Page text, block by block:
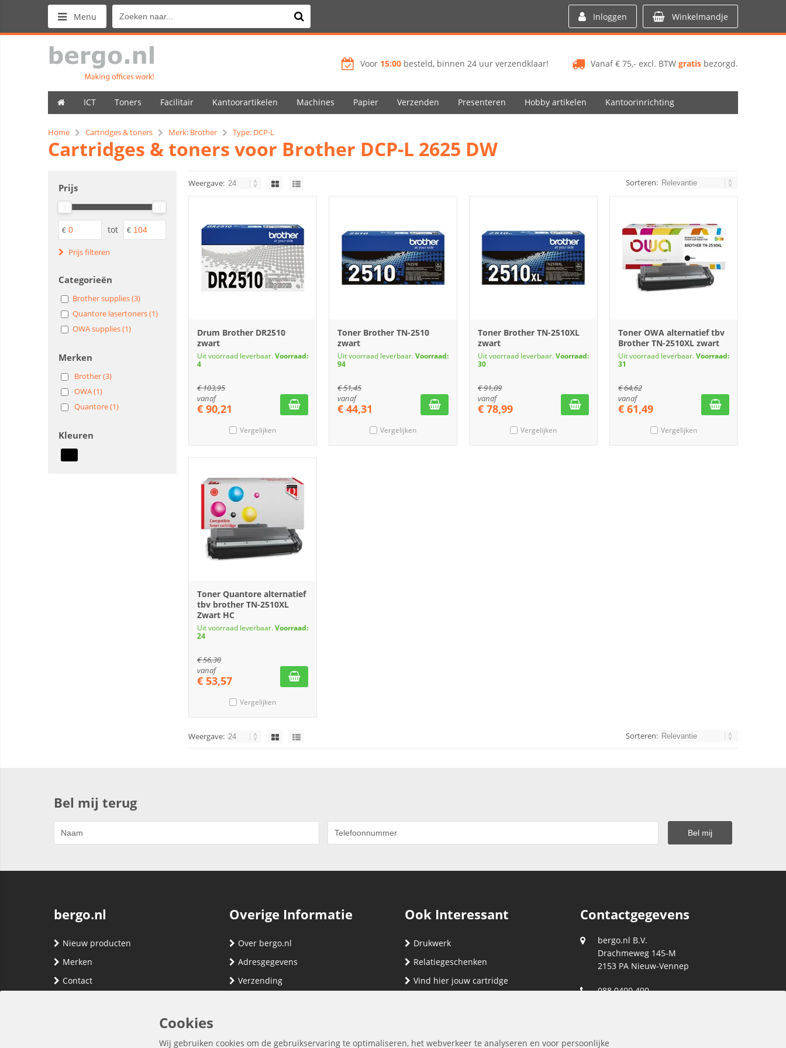
Menu Inloggen Winkelmandje
Vanaf € 75,- excl. BTW gratis bezorgd.
Voor 15:00 besteld, binnen 24 uur verzendklaar!
ICT Toners Facilitair Kantoorartikelen Machines Papier Verzenden Presenteren Hobby artikelen Kantoorinrichting
Home Cartridges & toners Merk: Brother Type: DCP-L
Cartridges & toners voor Brother DCP-L 2625 DW
Prijs
€ tot €
Prijs filteren
Categorieën
Brother supplies (3)
Quantore lasertoners (1)
OWA supplies (1)
Merken
Brother (3)
OWA (1)
Quantore (1)
Kleuren
Weergave: Sorteren:
Drum Brother DR2510
zwart
Uit voorraad leverbaar.Voorraad:
4
€103,95
vanaf
€ 90,21
Vergelijken
Toner Brother TN-2510
zwart
Uit voorraad leverbaar.Voorraad:
94
€51,45
vanaf
€ 44,31
Vergelijken
Toner Brother TN-2510XL
zwart
Uit voorraad leverbaar.Voorraad:
30
€91,09
vanaf
€ 78,99
Vergelijken
Toner OWA alternatief tbv
Brother TN-2510XL zwart
Uit voorraad leverbaar.Voorraad:
31
€64,62
vanaf
€ 61,49
Vergelijken
Toner Quantore alternatief
tbv brother TN-2510XL
Zwart HC
Uit voorraad leverbaar.Voorraad:
24
€56,30
vanaf
€ 53,57
Vergelijken
Weergave: Sorteren:
Bel mij terug
bergo.nl
Nieuw producten
Merken
Contact
Overige Informatie
Over bergo.nl
Adresgegevens
Verzending
Ook Interessant
Drukwerk
Relatiegeschenken
Vind hier jouw cartridge
Contactgegevens
bergo.nl B.V.
Drachmeweg 145-M
2153 PA Nieuw-Vennep
088 0400 400
Cookies
Wij gebruiken cookies om de gebruikservaring te optimaliseren, het webverkeer te analyseren en voor persoonlijke